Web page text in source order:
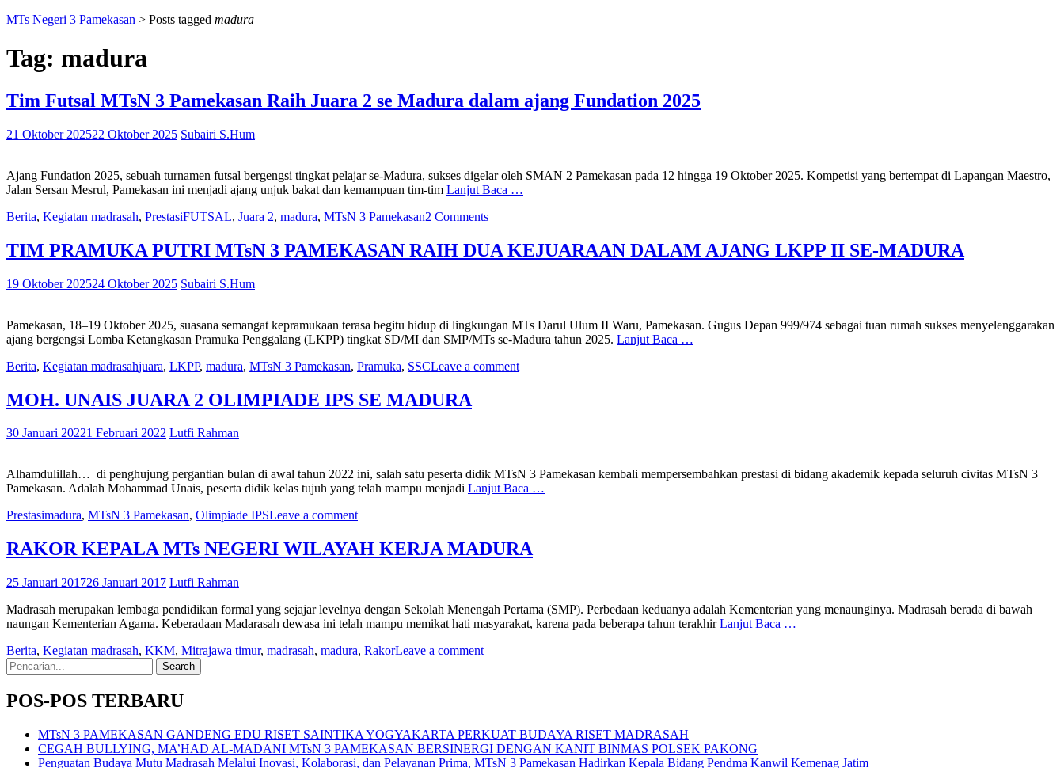
MTs Negeri 3 Pamekasan > Posts tagged madura
Tag: madura
Tim Futsal MTsN 3 Pamekasan Raih Juara 2 se Madura dalam ajang Fundation 2025
21 Oktober 202522 Oktober 2025 Subairi S.Hum
Ajang Fundation 2025, sebuah turnamen futsal bergengsi tingkat pelajar se-Madura, sukses digelar oleh SMAN 2 Pamekasan pada 12 hingga 19 Oktober 2025. Kompetisi yang bertempat di Lapangan Maestro,
Jalan Sersan Mesrul, Pamekasan ini menjadi ajang unjuk bakat dan kemampuan tim-tim Lanjut Baca …
Berita, Kegiatan madrasah, PrestasiFUTSAL, Juara 2, madura, MTsN 3 Pamekasan2 Comments
TIM PRAMUKA PUTRI MTsN 3 PAMEKASAN RAIH DUA KEJUARAAN DALAM AJANG LKPP II SE-MADURA
19 Oktober 202524 Oktober 2025 Subairi S.Hum
Pamekasan, 18–19 Oktober 2025, suasana semangat kepramukaan terasa begitu hidup di lingkungan MTs Darul Ulum II Waru, Pamekasan. Gugus Depan 999/974 sebagai tuan rumah sukses menyelenggarakan
ajang bergengsi Lomba Ketangkasan Pramuka Penggalang (LKPP) tingkat SD/MI dan SMP/MTs se-Madura tahun 2025. Lanjut Baca …
Berita, Kegiatan madrasahjuara, LKPP, madura, MTsN 3 Pamekasan, Pramuka, SSCLeave a comment
MOH. UNAIS JUARA 2 OLIMPIADE IPS SE MADURA
30 Januari 20221 Februari 2022 Lutfi Rahman
Alhamdulillah… di penghujung pergantian bulan di awal tahun 2022 ini, salah satu peserta didik MTsN 3 Pamekasan kembali mempersembahkan prestasi di bidang akademik kepada seluruh civitas MTsN 3
Pamekasan. Adalah Mohammad Unais, peserta didik kelas tujuh yang telah mampu menjadi Lanjut Baca …
Prestasimadura, MTsN 3 Pamekasan, Olimpiade IPSLeave a comment
RAKOR KEPALA MTs NEGERI WILAYAH KERJA MADURA
25 Januari 201726 Januari 2017 Lutfi Rahman
Madrasah merupakan lembaga pendidikan formal yang sejajar levelnya dengan Sekolah Menengah Pertama (SMP). Perbedaan keduanya adalah Kementerian yang menaunginya. Madrasah berada di bawah
naungan Kementerian Agama. Keberadaan Madarasah dewasa ini telah mampu memikat hati masyarakat, karena pada beberapa tahun terakhirLanjut Baca …
Berita, Kegiatan madrasah, KKM, Mitrajawa timur, madrasah, madura, RakorLeave a comment
Search
for:
POS-POS TERBARU
MTsN 3 PAMEKASAN GANDENG EDU RISET SAINTIKA YOGYAKARTA PERKUAT BUDAYA RISET MADRASAH
CEGAH BULLYING, MA’HAD AL-MADANI MTsN 3 PAMEKASAN BERSINERGI DENGAN KANIT BINMAS POLSEK PAKONG
Penguatan Budaya Mutu Madrasah Melalui Inovasi, Kolaborasi, dan Pelayanan Prima, MTsN 3 Pamekasan Hadirkan Kepala Bidang Pendma Kanwil Kemenag Jatim